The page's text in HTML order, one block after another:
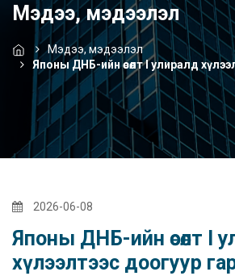
Мэдээ, мэдээлэл
Мэдээ, мэдээлэл
Японы ДНБ-ийн өсөлт I улиралд
2026-06-08
Японы ДНБ-ийн өсөлт I
хүлээлтээс доогуур